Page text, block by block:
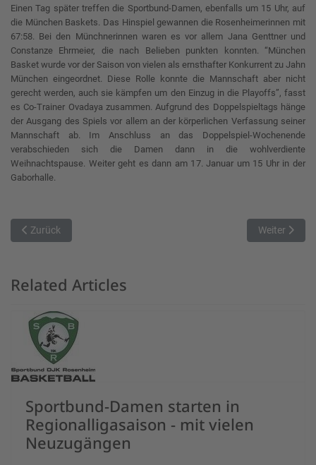
Einen Tag später treffen die Sportbund-Damen, ebenfalls um 15 Uhr, auf
die München Baskets. Das Hinspiel gewannen die Rosenheimerinnen mit
67:58. Bei den Münchnerinnen waren es vor allem Jana Genttner und
Constanze Ehrmeier, die nach Belieben punkten konnten. “München
Basket wurde vor der Saison von vielen als ernsthafter Konkurrent zu Jahn
München eingeordnet. Diese Rolle konnte die Mannschaft aber nicht
gerecht werden, auch sie kämpfen um den Einzug in die Playoffs”, fasst
es Co-Trainer Ovadaya zusammen. Aufgrund des Doppelspieltags hänge
der Ausgang des Spiels vor allem an der körperlichen Verfassung seiner
Mannschaft ab. Im Anschluss an das Doppelspiel-Wochenende
verabschieden sich die Damen dann in die wohlverdiente
Weihnachtspause. Weiter geht es dann am 17. Januar um 15 Uhr in der
Gaborhalle.
Vorheriger Beitrag: Letztes Heimspiel des Jahres in der
Zurück Nächster
Weiter
Related Articles
Sportbund-Damen starten in
Regionalligasaison - mit vielen
Neuzugängen